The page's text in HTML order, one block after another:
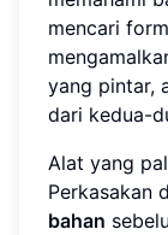
mencari
yang pintar,
dari kedua-
Alat yang
Perkasakan
bahan